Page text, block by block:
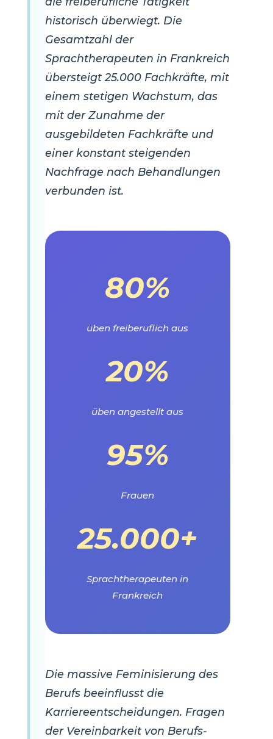
historisch überwiegt. Die
Gesamtzahl der
Sprachtherapeuten in Frankreich
übersteigt 25.000 Fachkräfte, mit
einem stetigen Wachstum, das
mit der Zunahme der
ausgebildeten Fachkräfte und
einer konstant steigenden
Nachfrage nach Behandlungen
verbunden ist.
80%
üben freiberuflich aus
20%
üben angestellt aus
95%
Frauen
25.000+
Sprachtherapeuten in
Frankreich
Die massive Feminisierung des
Berufs beeinflusst die
Karriereentscheidungen. Fragen
der Vereinbarkeit von Berufs-